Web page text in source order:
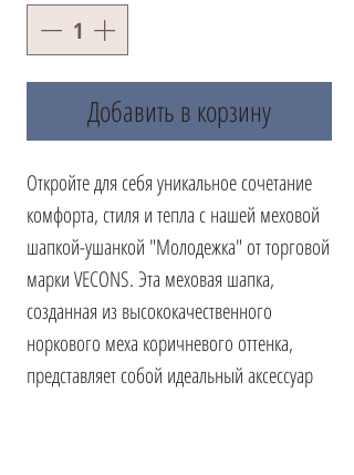
Добавить в корзину
Откройте для себя уникальное сочетание
комфорта, стиля и тепла с нашей меховой
шапкой-ушанкой "Молодежка" от торговой
марки VECONS. Эта меховая шапка,
созданная из высококачественного
норкового меха коричневого оттенка,
представляет собой идеальный аксессуар